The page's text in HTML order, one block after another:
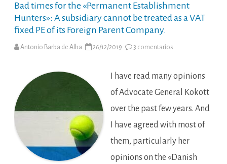
Bad times for the «Permanent Establishment
Hunters»: A subsidiary cannot be treated as a VAT
fixed PE of its Foreign Parent Company.
Antonio Barba de Alba 26/12/2019 3 comentarios
the
«Permanent
Establishment
Hunters»:
subsidiary
be
as
a
VAT
fixed
I have read many opinions
of Advocate General Kokott
over the past few years. And
I have agreed with most of
them, particularly her
opinions on the «Danish